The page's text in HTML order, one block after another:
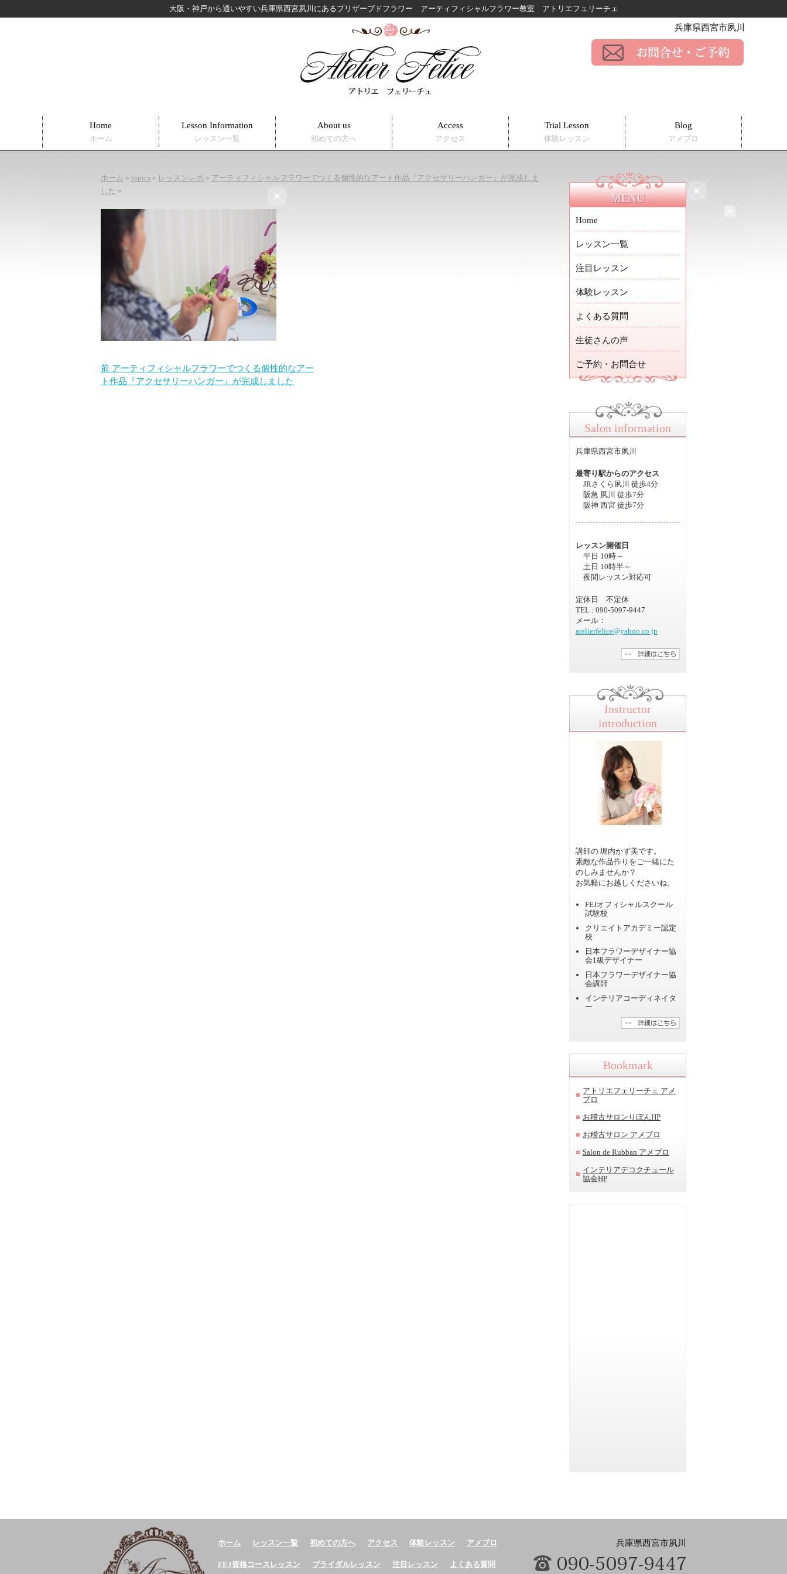
大阪・神戸から通いやすい兵庫県西宮夙川にあるプリザーブドフラワー アーティフィシャルフラワー教室 アトリエフェリーチェ
兵庫県西宮市夙川
Home
ホーム
Lesson Information
レッスン一覧
About us
初めての方へ
Access
アクセス
Trial Lesson
体験レッスン
Blog
アメブロ
ホーム » topics » レッスンレポ » アーティフィシャルフラワーでつくる個性的なアート作品『アクセサリーハンガー』が完成しま
した »
前 アーティフィシャルフラワーでつくる個性的なアー
ト作品『アクセサリーハンガー』が完成しました
MENU
Home
レッスン一覧
注目レッスン
体験レッスン
よくある質問
生徒さんの声
ご予約・お問合せ
Salon information
兵庫県西宮市夙川
最寄り駅からのアクセス
JRさくら夙川 徒歩4分
阪急 夙川 徒歩7分
阪神 西宮 徒歩7分
レッスン開催日
平日 10時～
土日 10時半～
夜間レッスン対応可
定休日 不定休
TEL : 090-5097-9447
メール：
atelierfelice@yahoo.co.jp
Instructor
introduction
講師の 堀内かず美です。
素敵な作品作りをご一緒にた
のしみませんか？
お気軽にお越しくださいね。
FEJオフィシャルスクール
試験校
クリエイトアカデミー認定
校
日本フラワーデザイナー協
会1級デザイナー
日本フラワーデザイナー協
会講師
インテリアコーディネイタ
ー
Bookmark
アトリエフェリーチェ アメ
ブロ
お稽古サロンりぼんHP
お稽古サロン アメブロ
Salon de Rubban アメブロ
インテリアデコクチュール
協会HP
ホーム レッスン一覧 初めての方へ アクセス 体験レッスン アメブロ
FEJ資格コースレッスン ブライダルレッスン 注目レッスン よくある質問
兵庫県西宮市夙川